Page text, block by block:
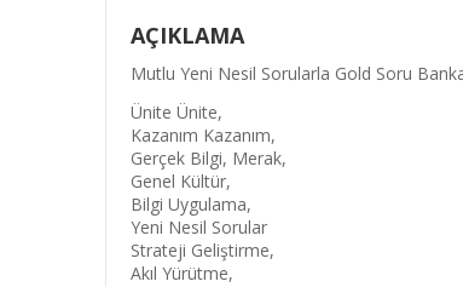
AÇIKLAMA
Mutlu Yeni Nesil Sorularla Gold Soru
Ünite Ünite,
Kazanım Kazanım,
Gerçek Bilgi, Merak,
Genel Kültür,
Bilgi Uygulama,
Yeni Nesil Sorular
Strateji Geliştirme,
Akıl Yürütme,